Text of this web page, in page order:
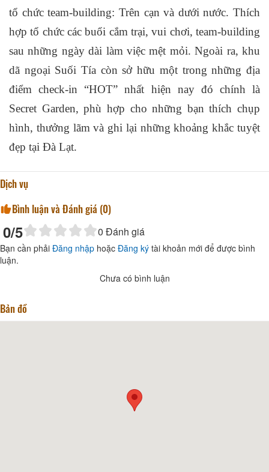
tổ chức team-building: Trên cạn và dưới nước. Thích
hợp tổ chức các buổi cắm trại, vui chơi, team-building
sau những ngày dài làm việc mệt mỏi. Ngoài ra, khu
dã ngoại Suối Tía còn sở hữu một trong những địa
điểm check-in “HOT” nhất hiện nay đó chính là
Secret Garden, phù hợp cho những bạn thích chụp
hình, thưởng lãm và ghi lại những khoảng khắc tuyệt
đẹp tại Đà Lạt.
Dịch vụ
Bình luận và Đánh giá (0)
0/5 0 Đánh giá
Bạn cần phải Đăng nhập hoặc Đăng ký tài khoản mới để được bình
luận.
Chưa có bình luận
Bản đồ